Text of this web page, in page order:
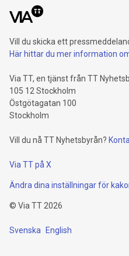
Vill du skicka ett
Här hittar du mer information
Via TT, en tjänst från TT
105 12 Stockholm
Östgötagatan 100
Stockholm
Vill du nå TT Nyhetsbyrån?
Via TT på X
Ändra dina inställningar för
© Via TT2026
Svenska English